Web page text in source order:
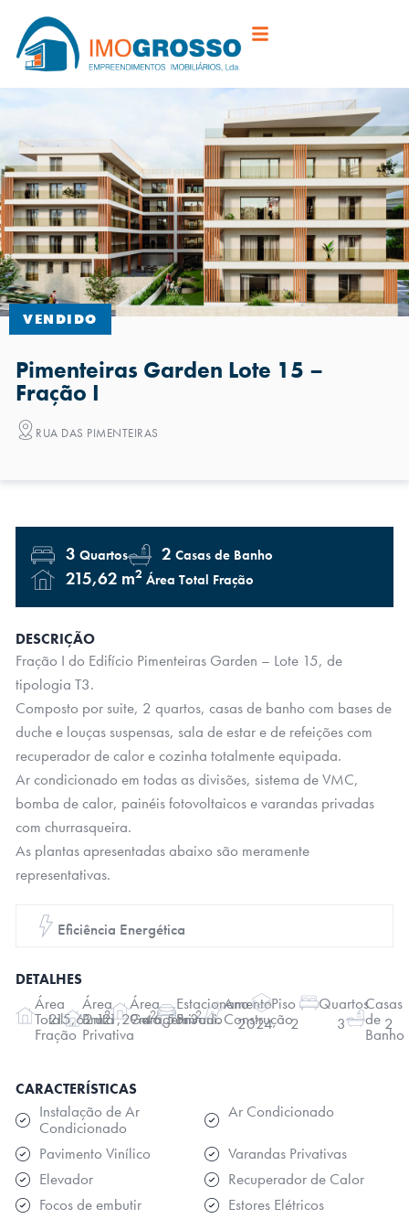
VENDIDO
Pimenteiras Garden Lote 15 –
Fração I
RUA DAS PIMENTEIRAS
3 Quartos 2 Casas de Banho
215,62 m2 Área Total Fração
DESCRIÇÃO
Fração I do Edifício Pimenteiras Garden – Lote 15, de
tipologia T3.
Composto por suite, 2 quartos, casas de banho com bases de
duche e louças suspensas, sala de estar e de refeições com
recuperador de calor e cozinha totalmente equipada.
Ar condicionado em todas as divisões, sistema de VMC,
bomba de calor, painéis fotovoltaicos e varandas privadas
com churrasqueira.
As plantas apresentadas abaixo são meramente
representativas.
Eficiência Energética
DETALHES
Área
Total
Fração
215,62m2
Área
Bruta
Privativa
121,29m2
Área
Garagem
46,55m2
Estacionamento
Privado
3uni.
Ano
Construção
2024
Piso
2
Quartos
3
Casas
de
Banho
2
CARACTERÍSTICAS
Instalação de Ar
Condicionado
Ar Condicionado
Pavimento Vinílico
Varandas Privativas
Elevador
Recuperador de Calor
Focos de embutir
Estores Elétricos